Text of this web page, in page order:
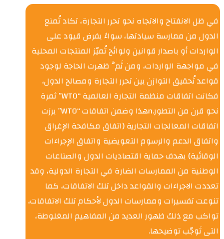
في ظل الانفتاح والاتجاه نحو تحرر التجارة، تكاد تُمنع
الدول من ممارسة سيادتها، سواءً بفرض قيود على
الواردات أو باصدار قوانين ولوائح تُميّز المنتجات المحلية
في مواجهة الواردات، ومن ثَمَّ ظهرت الحاجة لوجود
قواعد تُحقيق التوازن بين تحرر التجارة ومصالح الدول،
فكانت اتفاقات منظمة التجارة العالمية “WTO” ثمرة
نحو قرن من التطور.nهذا وضمن اتفاقات “WTO” برزت
اتفاقات المعالجات التجارية (اتفاق مكافحة الإغراق
واتفاق الدعم والرسوم التعويضية واتفاق الإجراءات
الوقائية) بهدف حماية اقتصاديات الدول والصناعات
الوطنية من الممارسات الضارة في التجارة الدولية، وقد
تعددت الاجراءات والقواعد داخل تلك الاتفاقات، كما
تنوعت تفسيرات وممارسات الدول لأحكام تلك الاتفاقات،
تواكب مع ذلك ظهور العديد من المفاهيم المغلوطة،
التى تَوجّب توضيحها.